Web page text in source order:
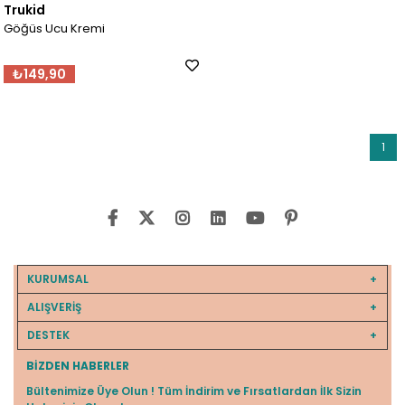
Trukid
Göğüs Ucu Kremi
₺149,90
1
KURUMSAL
ALIŞVERİŞ
DESTEK
BIZDEN HABERLER
Bültenimize Üye Olun ! Tüm İndirim ve Fırsatlardan İlk Sizin